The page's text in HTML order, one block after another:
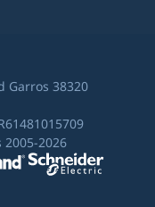
Garros 38320
2026